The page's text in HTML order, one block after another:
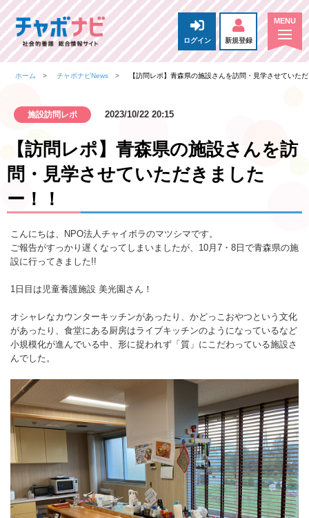
ログイン 新規登録
ホーム チャボナビNews 【訪問レポ】青森県の施設さんを訪問・見学させていた
施設訪問レポ 2023/10/22 20:15
【訪問レポ】青森県の施設さんを訪
問・見学させていただきました
ー！！
こんにちは、NPO法人チャイボラのマツシマです。
ご報告がすっかり遅くなってしまいましたが、10月7・8日で青森県の施
設に行ってきました!!
1日目は児童養護施設 美光園さん！
オシャレなカウンターキッチンがあったり、かどっこおやつという文化
があったり、食堂にある厨房はライブキッチンのようになっているなど
小規模化が進んでいる中、形に捉われず「質」にこだわっている施設さ
んでした。